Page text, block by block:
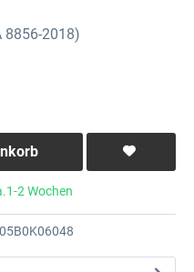
8856-2018)
2 Wochen